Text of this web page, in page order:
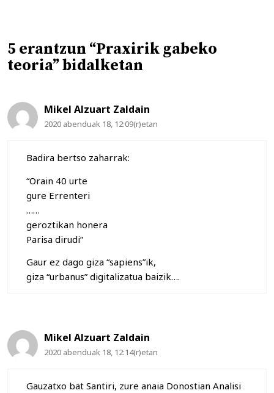
5 erantzun “Praxirik gabeko
teoria” bidalketan
Mikel Alzuart Zaldain
2020 abenduak 18, 12:09(r)etan
Badira bertso zaharrak:
“Orain 40 urte
gure Errenteri
……
geroztikan honera
Parisa dirudi”
Gaur ez dago giza “sapiens”ik,
giza “urbanus” digitalizatua baizik….
Mikel Alzuart Zaldain
2020 abenduak 18, 12:14(r)etan
Gauzatxo bat Santiri, zure anaia Donostian Analisi